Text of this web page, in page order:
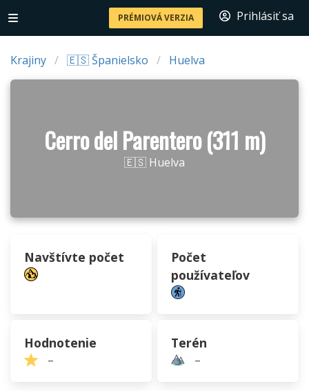
PRÉMIOVÁ VERZIA Prihlásiť sa
Krajiny 🇪🇸 Španielsko Huelva
Cerro del Parentero (311 m)
🇪🇸 Huelva
Navštívte počet
Počet
používateľov
Hodnotenie
–
Terén
–